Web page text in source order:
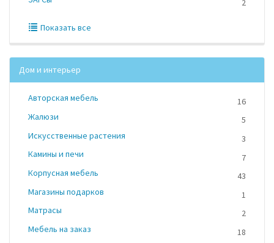
2
Показать все
Дом и интерьер
Авторская мебель
16
Жалюзи
5
Искусственные растения
3
Камины и печи
7
Корпусная мебель
43
Магазины подарков
1
Матрасы
2
Мебель на заказ
18